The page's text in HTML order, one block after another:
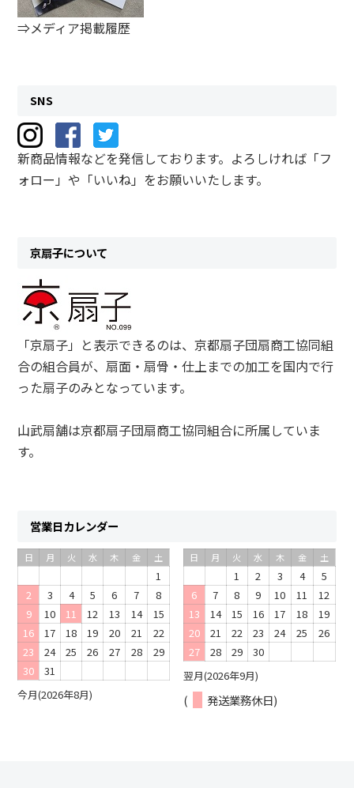
⇒メディア掲載履歴
SNS
新商品情報などを発信しております。よろしければ「フ
ォロー」や「いいね」をお願いいたします。
京扇子について
「京扇子」と表示できるのは、京都扇子団扇商工協同組
合の組合員が、扇面・扇骨・仕上までの加工を国内で行
った扇子のみとなっています。
山武扇舗は京都扇子団扇商工協同組合に所属していま
す。
営業日カレンダー
今月(2026年8月)
日 月 火 水 木 金 土
1
2
3 4 5 6 7
8
9
10 11 12 13 14
15
16
17 18 19 20 21
22
23
24 25 26 27 28
29
30
31 翌月(2026年9月)
日 月 火 水 木 金 土
1 2 3 4
5
6
7 8 9 10 11
12
13
14 15 16 17 18
19
20
21 22 23 24 25
26
27
28 29 30
( 発送業務休日)